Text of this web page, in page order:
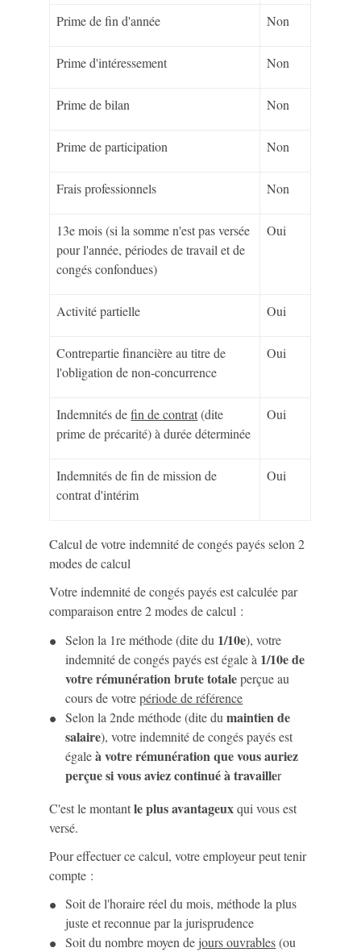
Prime de fin d'année Non
Prime d'intéressement Non
Prime de bilan Non
Prime de participation Non
Frais professionnels Non
13emois (si la somme n'est pas versée
pour l'année, périodes de travail et de
congés confondues)
Oui
Activité partielle Oui
Contrepartie financière au titre de
l'obligation de non-concurrence
Oui
Indemnités defin de contrat(dite
prime de précarité) à durée déterminée
Oui
Indemnités de fin de mission de
contrat d'intérim
Oui
Calcul de votre indemnité de congés payés selon 2
modes de calcul
Votre indemnité de congés payés est calculée par
comparaison entre 2 modes de calcul :
Selon la 1reméthode (dite du 1/10e), votre
indemnité de congés payés est égale à 1/10ede
votrerémunération brute totaleperçue au
cours de votrepériode de référence
Selon la 2ndeméthode (dite dumaintien de
salaire), votre indemnité de congés payés est
égaleà votre rémunération que vous auriez
perçue si vous aviez continué à travailler
C'est le montantle plus avantageuxqui vous est
versé.
Pour effectuer ce calcul, votre employeur peut tenir
compte :
Soit de l'horaire réel du mois, méthode la plus
juste et reconnue par la jurisprudence
Soit du nombre moyen de jours ouvrables(ou